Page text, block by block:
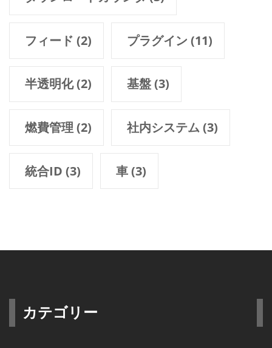
フィード (2) プラグイン (11)
半透明化(2) 基盤(3)
燃費管理 (2) 社内システム(3)
統合ID (3) 車(3)
カテゴリー